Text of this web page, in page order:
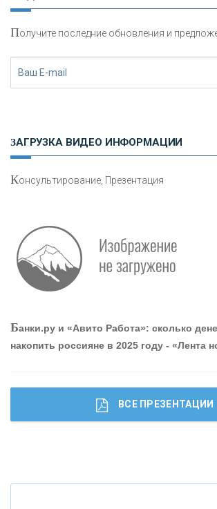
Работа мечты. Что банки делают для
привлечь и удержать персонал -
Что будет с наличными деньгами
Получите последние обновления и
ЗАГРУЗКА ВИДЕО ИНФОРМАЦИИ
Консультирование, Презентация
Банки.ру и «Авито Работа»: сколько
накопить россияне в 2025 году - «Лента
ВСЕ ПРЕЗЕНТАЦИИ